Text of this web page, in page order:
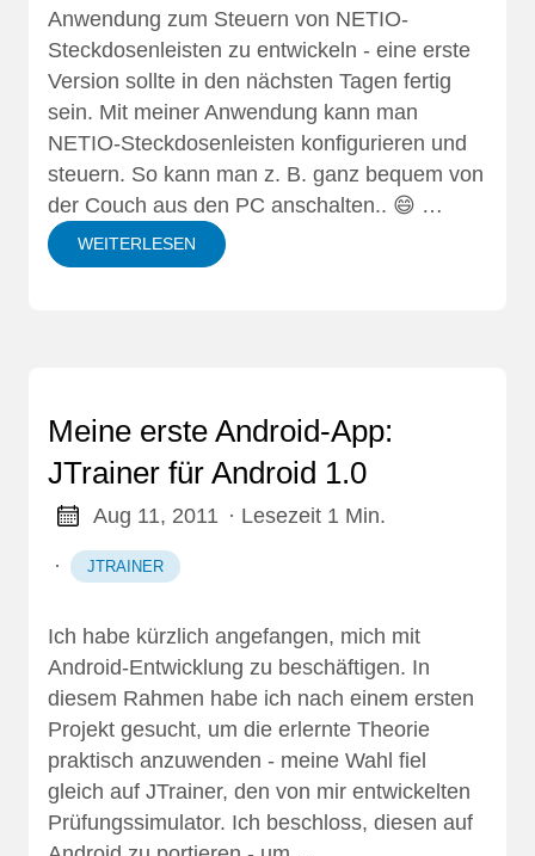
Anwendung zum Steuern von NETIO-
Steckdosenleisten zu entwickeln - eine erste
Version sollte in den nächsten Tagen fertig
sein. Mit meiner Anwendung kann man
NETIO-Steckdosenleisten konfigurieren und
steuern. So kann man z. B. ganz bequem von
der Couch aus den PC anschalten.. 😄 …
WEITERLESEN
Meine erste Android-App:
JTrainer für Android 1.0
Aug 11, 2011 · Lesezeit 1 Min.
· JTRAINER
Ich habe kürzlich angefangen, mich mit
Android-Entwicklung zu beschäftigen. In
diesem Rahmen habe ich nach einem ersten
Projekt gesucht, um die erlernte Theorie
praktisch anzuwenden - meine Wahl fiel
gleich auf JTrainer, den von mir entwickelten
Prüfungssimulator. Ich beschloss, diesen auf